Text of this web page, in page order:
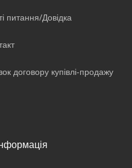
питання/Довідка
договору купівлі-продажу